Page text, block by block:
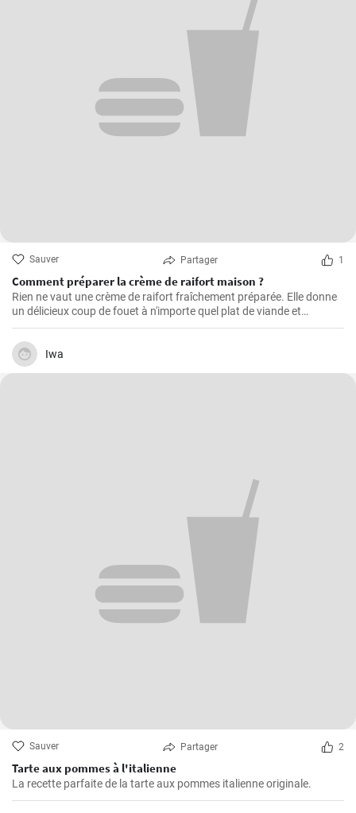
Sauver Partager 1
Comment préparer la crème de raifort maison ?
Rien ne vaut une crème de raifort fraîchement préparée. Elle donne
un délicieux coup de fouet à n'importe quel plat de viande et
constitue un excellent condiment pour les sandwichs.
Iwa
Sauver Partager 2
Tarte aux pommes à l'italienne
La recette parfaite de la tarte aux pommes italienne originale.